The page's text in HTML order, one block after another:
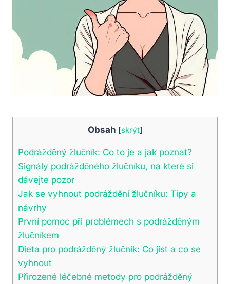
Obsah [skrýt]
Podrážděný žlučník: Co to je a jak poznat?
Signály podrážděného žlučníku, na které si
dávejte pozor
Jak se vyhnout podráždění žlučníku: Tipy a
návrhy
První pomoc při problémech s podrážděným
žlučníkem
Dieta pro podrážděný žlučník: Co jíst a co se
vyhnout
Přirozené léčebné metody pro podrážděný